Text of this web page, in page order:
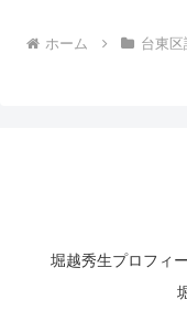
ホーム 台東
堀越秀生プロフィ